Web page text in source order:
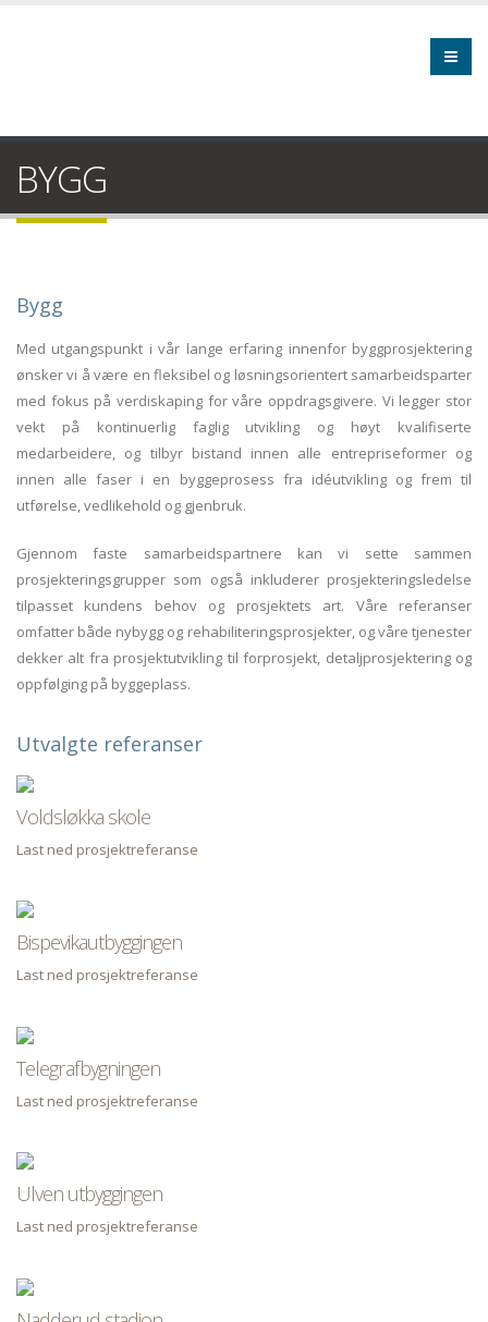
BYGG
Bygg
Med utgangspunkt i vår lange erfaring innenfor byggprosjektering
ønsker vi å være en fleksibel og løsningsorientert samarbeidsparter
med fokus på verdiskaping for våre oppdragsgivere. Vi legger stor
vekt på kontinuerlig faglig utvikling og høyt kvalifiserte
medarbeidere, og tilbyr bistand innen alle entrepriseformer og
innen alle faser i en byggeprosess fra idéutvikling og frem til
utførelse, vedlikehold og gjenbruk.
Gjennom faste samarbeidspartnere kan vi sette sammen
prosjekteringsgrupper som også inkluderer prosjekteringsledelse
tilpasset kundens behov og prosjektets art. Våre referanser
omfatter både nybygg og rehabiliteringsprosjekter, og våre tjenester
dekker alt fra prosjektutvikling til forprosjekt, detaljprosjektering og
oppfølging på byggeplass.
Utvalgte referanser
Voldsløkka skole
Last ned prosjektreferanse
Bispevikautbyggingen
Last ned prosjektreferanse
Telegrafbygningen
Last ned prosjektreferanse
Ulven utbyggingen
Last ned prosjektreferanse